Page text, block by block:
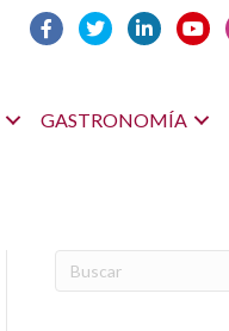
GASTRONOMÍA